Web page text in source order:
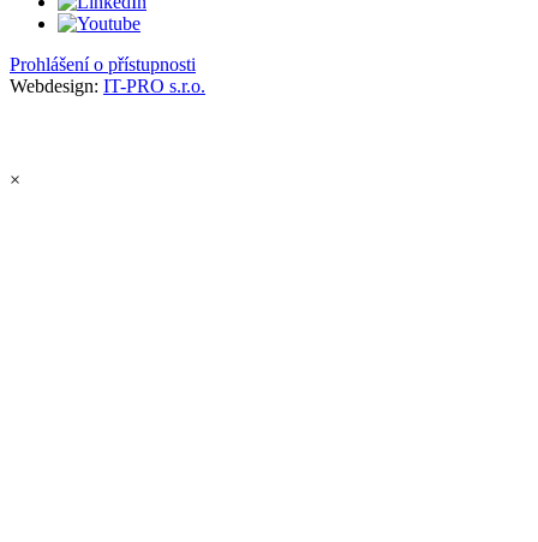
Prohlášení o přístupnosti
Webdesign: IT-PRO s.r.o.
×